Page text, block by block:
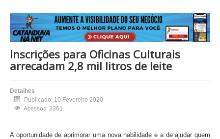
Home Cidade Cultura Economia Educação
Esportes Eventos Filmes em Cartaz Região
Política Saúde Tecnologia Cinema / Série / TV
Nacional / Mundo Vida / Estilo Artigo / Coluna
Inscrições para Oficinas Culturais
arrecadam 2,8 mil litros de leite
Detalhes
Publicado: 10 Fevereiro 2020
Acessos: 2361
A oportunidade de aprimorar uma nova habilidade e a de ajudar quem